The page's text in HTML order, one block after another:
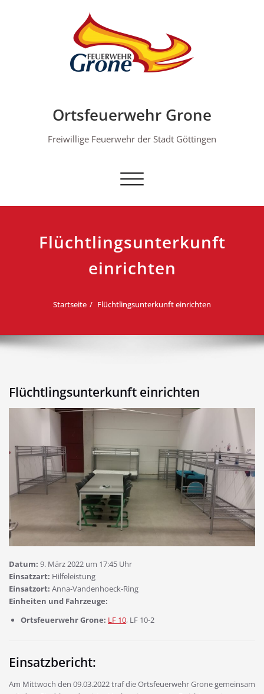
Ortsfeuerwehr Grone
Freiwillige Feuerwehr der Stadt Göttingen
Schalte Navigation
Flüchtlingsunterkunft
einrichten
Startseite Flüchtlingsunterkunft einrichten
Flüchtlingsunterkunft einrichten
Datum: 9. März 2022 um 17:45 Uhr
Einsatzart: Hilfeleistung
Einsatzort: Anna-Vandenhoeck-Ring
Einheiten und Fahrzeuge:
Ortsfeuerwehr Grone: LF 10, LF 10-2
Einsatzbericht:
Am Mittwoch den 09.03.2022 traf die Ortsfeuerwehr Grone gemeinsam